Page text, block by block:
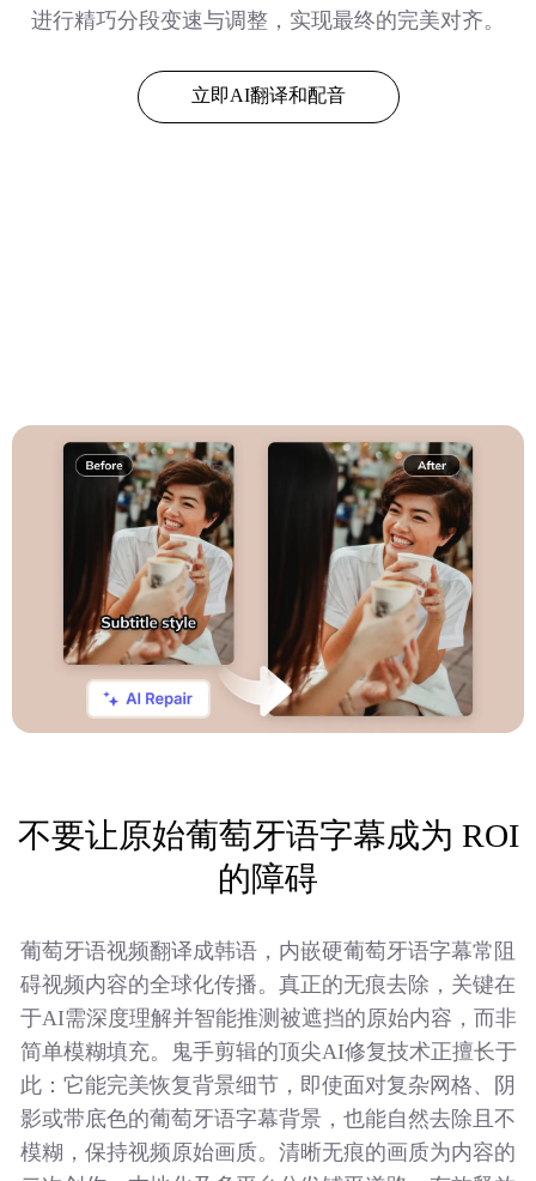
进行精巧分段变速与调整，实现最终的完美对齐。
立即AI翻译和配音
不要让原始葡萄牙语字幕成为 ROI
的障碍
葡萄牙语视频翻译成韩语，内嵌硬葡萄牙语字幕常阻
碍视频内容的全球化传播。真正的无痕去除，关键在
于AI需深度理解并智能推测被遮挡的原始内容，而非
简单模糊填充。鬼手剪辑的顶尖AI修复技术正擅长于
此：它能完美恢复背景细节，即使面对复杂网格、阴
影或带底色的葡萄牙语字幕背景，也能自然去除且不
模糊，保持视频原始画质。清晰无痕的画质为内容的